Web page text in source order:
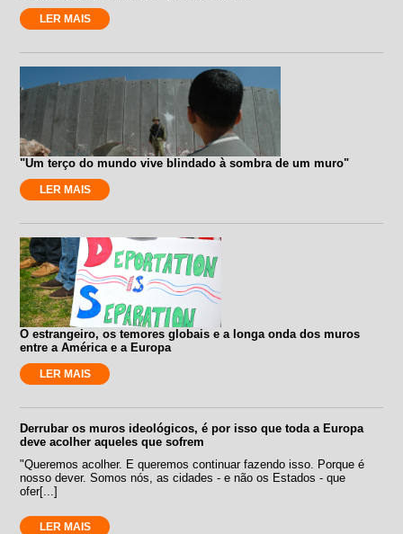
LER MAIS
"Um terço do mundo vive blindado à sombra de um muro"
LER MAIS
O estrangeiro, os temores globais e a longa onda dos muros
entre a América e a Europa
LER MAIS
Derrubar os muros ideológicos, é por isso que toda a Europa
deve acolher aqueles que sofrem
"Queremos acolher. E queremos continuar fazendo isso. Porque é
nosso dever. Somos nós, as cidades - e não os Estados - que
ofer[...]
LER MAIS